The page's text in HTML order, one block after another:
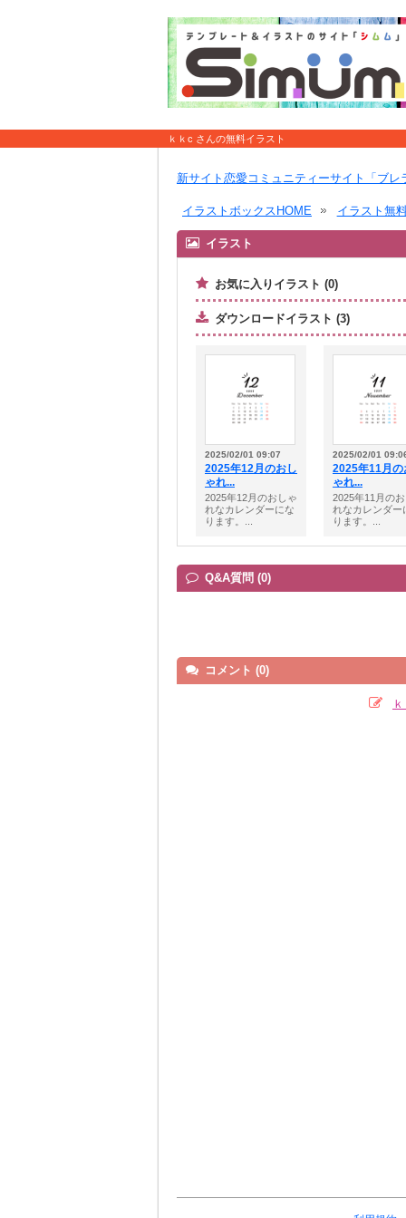
ｋｋc さんの無料イラスト
新サイト恋愛コミュニティーサイト「ブレ
イラストボックスHOME イラスト無
イラスト
お気に入りイラスト (0)
ダウンロードイラスト (3)
2025/02/01 09:07
2025年12月のおし
ゃれ...
2025年12月のおしゃ
れなカレンダーにな
ります。...
2025/02/01
2025年11月の
ゃれ...
2025年11月の
れなカレンダー
ります。...
Q&A質問 (0)
コメント (0)